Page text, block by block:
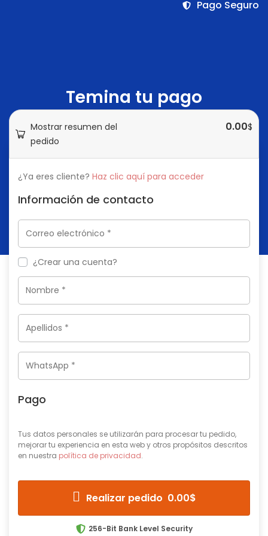
Pago Seguro
Temina tu pago
Mostrar resumen del
pedido
0.00$
¿Ya eres cliente? Haz clic aquí para acceder
Información de contacto
¿Crear una cuenta?
Pago
Tus datos personales se utilizarán para procesar tu pedido,
mejorar tu experiencia en esta web y otros propósitos descritos
en nuestra política de privacidad.
Realizar pedido 0.00$
256-Bit Bank Level Security